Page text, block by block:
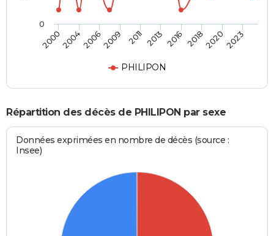
PHILIPON
2000200420062009 2011 2013 2016 201820202023
0
Répartition des décès de PHILIPON par sexe
Données exprimées en nombre de décès (source :
Insee)